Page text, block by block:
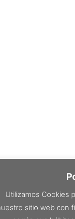
Utilizamos Cookies
sitio web con